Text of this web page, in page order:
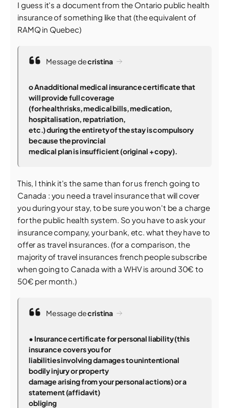
I guess it's a document from the Ontario public health
insurance of something like that (the equivalent of
RAMQ in Quebec)
Message decristina
o An additional medical insurance certificate that
will provide full coverage
(for health risks, medical bills, medication,
hospitalisation, repatriation,
etc.) during the entirety of the stay is compulsory
because the provincial
medical plan is insufficient (original + copy).
This, I think it's the same than for us french going to
Canada : you need a travel insurance that will cover
you during your stay, to be sure you won't be a charge
for the public health system. So you have to ask your
insurance company, your bank, etc. what they have to
offer as travel insurances. (for a comparison, the
majority of travel insurances french people subscribe
when going to Canada with a WHV is around 30€ to
50€ per month.)
Message decristina
• Insurance certificate for personal liability (this
insurance covers you for
liabilities involving damages to unintentional
bodily injury or property
damage arising from your personal actions) or a
statement (affidavit)
obliging